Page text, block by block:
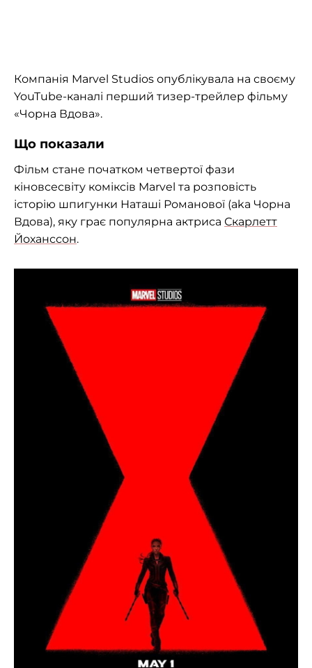
Компанія Marvel Studios опублікувала на своєму
YouTube-каналі перший тизер-трейлер фільму
«Чорна Вдова».
Що показали
Фільм стане початком четвертої фази
кіновсесвіту коміксів Marvel та розповість
історію шпигунки Наташі Романової (aka Чорна
Вдова), яку грає популярна актриса Скарлетт
Йоханссон.